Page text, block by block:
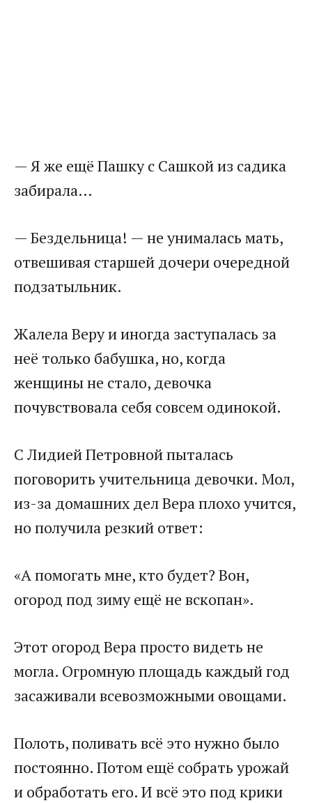
​— Я же ещё Пашку с Сашкой из садика
забирала…​
​— Бездельница! — не унималась мать,
отвешивая старшей дочери очередной
подзатыльник.​
​Жалела Веру и иногда заступалась за
неё только бабушка, но, когда
женщины не стало, девочка
почувствовала себя совсем одинокой.​
​С Лидией Петровной пыталась
поговорить учительница девочки. Мол,
из-за домашних дел Вера плохо учится,
но получила резкий ответ:​
​«А помогать мне, кто будет? Вон,
огород под зиму ещё не вскопан».​
​Этот огород Вера просто видеть не
могла. Огромную площадь каждый год
засаживали всевозможными овощами.​
​Полоть, поливать всё это нужно было
постоянно. Потом ещё собрать урожай
и обработать его. И всё это под крики